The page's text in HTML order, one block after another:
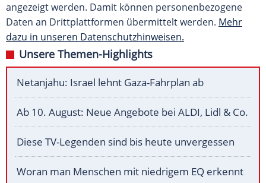
angezeigt werden. Damit können personenbezogene
Daten an Drittplattformen übermittelt werden. Mehr
dazu in unseren Datenschutzhinweisen.
Unsere Themen-Highlights
Netanjahu: Israel lehnt Gaza-Fahrplan ab
Ab 10. August: Neue Angebote bei ALDI, Lidl & Co.
Diese TV-Legenden sind bis heute unvergessen
Woran man Menschen mit niedrigem EQ erkennt